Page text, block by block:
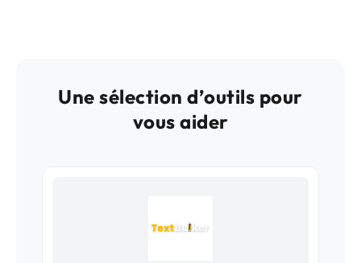
Une sélection d’outils pour
vous aider